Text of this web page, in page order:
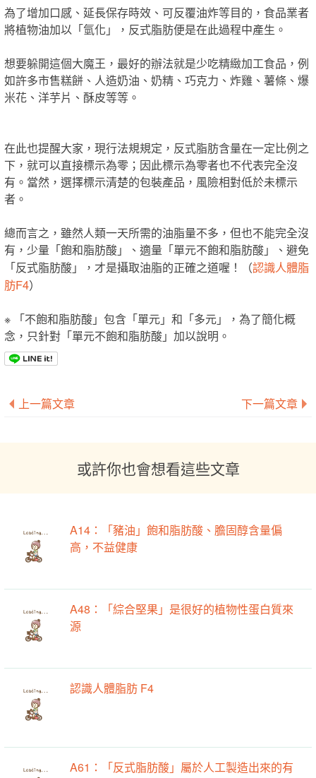
為了增加口感、延長保存時效、可反覆油炸等目的，食品業者
將植物油加以「氫化」，反式脂肪便是在此過程中產生。
想要躲開這個大魔王，最好的辦法就是少吃精緻加工食品，例
如許多市售糕餅、人造奶油、奶精、巧克力、炸雞、薯條、爆
米花、洋芋片、酥皮等等。
在此也提醒大家，現行法規規定，反式脂肪含量在一定比例之
下，就可以直接標示為零；因此標示為零者也不代表完全沒
有。當然，選擇標示清楚的包裝產品，風險相對低於未標示
者。
總而言之，雖然人類一天所需的油脂量不多，但也不能完全沒
有，少量「飽和脂肪酸」、適量「單元不飽和脂肪酸」、避免
「反式脂肪酸」，才是攝取油脂的正確之道喔！（認識人體脂
肪F4）
※ 「不飽和脂肪酸」包含「單元」和「多元」，為了簡化概
念，只針對「單元不飽和脂肪酸」加以說明。
上一篇文章 下一篇文章
或許你也會想看這些文章
A14：「豬油」飽和脂肪酸、膽固醇含量偏
高，不益健康
A48：「綜合堅果」是很好的植物性蛋白質來
源
認識人體脂肪 F4
A61：「反式脂肪酸」屬於人工製造出來的有